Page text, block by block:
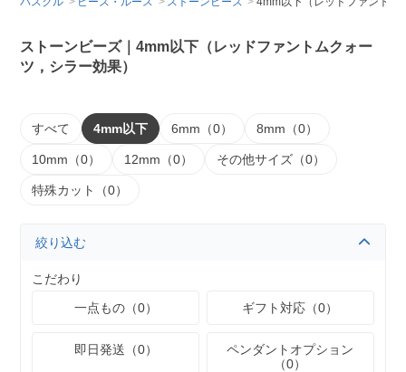
ストーンビーズ｜4mm以下（レッドファントムクォー
ツ，シラー効果）
すべて 4mm以下 6mm（0） 8mm（0）
10mm（0） 12mm（0） その他サイズ（0）
特殊カット（0）
絞り込む
こだわり
一点もの（0）
ギフト対応（0）
即日発送（0）
ペンダントオプション
（0）